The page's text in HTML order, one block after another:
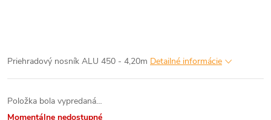
Priehradový nosník ALU 450 - 4,20m Detailné informácie
Položka bola vypredaná…
Momentálne nedostupné